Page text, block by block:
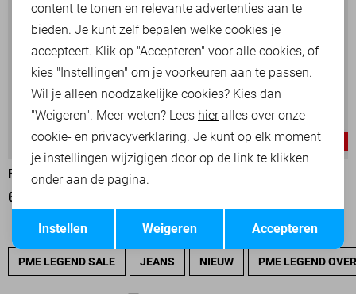
-30%
PME LEGEND OVERHEMD
63,00
PME LEGEND SALE JEANS NIEUW PME LEGEND
Opslaan
content te tonen en relevante advertenties aan te
bieden. Je kunt zelf bepalen welke cookies je
accepteert. Klik op "Accepteren" voor alle cookies, of
kies "Instellingen" om je voorkeuren aan te passen.
Wil je alleen noodzakelijke cookies? Kies dan
"Weigeren". Meer weten? Lees hieralles over onze
cookie- en privacyverklaring. Je kunt op elk moment
je instellingen wijzigigen door op de link te klikken
onder aan de pagina.
Accepteren
Weigeren
Instellen